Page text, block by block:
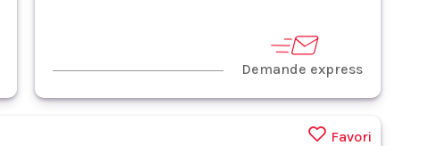
Demande express
Favori